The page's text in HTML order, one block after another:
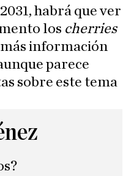
habrá que ver
los cherries
información
parece
sobre este tema